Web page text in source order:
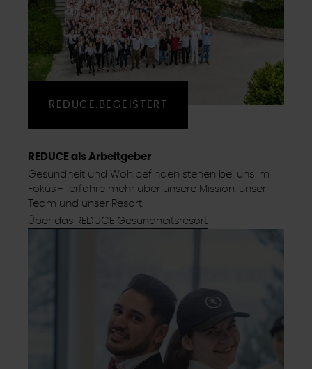
REDUCE.BEGEISTERT
REDUCE als Arbeitgeber
Gesundheit und Wohlbefinden stehen bei uns im
Fokus - erfahre mehr über unsere Mission, unser
Team und unser Resort.
Über das REDUCE Gesundheitsresort